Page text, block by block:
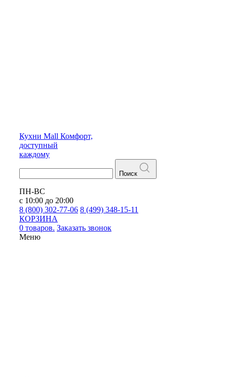
Кухни Mall Комфорт,
доступный
каждому
Поиск
ПН-ВС
с 10:00 до 20:00
8 (800) 302-77-06 8 (499) 348-15-11
КОРЗИНА
0 товаров. Заказать звонок
Меню